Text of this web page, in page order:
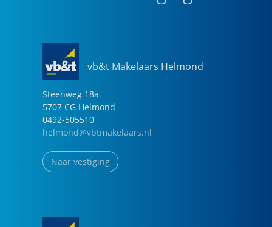
vb&t Makelaars Helmond
Steenweg 18a
5707 CG Helmond
0492-505510
helmond@vbtmakelaars.nl
Naar vestiging